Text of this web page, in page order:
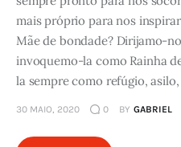
mais próprio para nos
Mãe de bondade? Dirijamo-
invoquemo-la como Rainha
la sempre como refúgio,
30 MAIO, 2020 0 BY GABRIEL